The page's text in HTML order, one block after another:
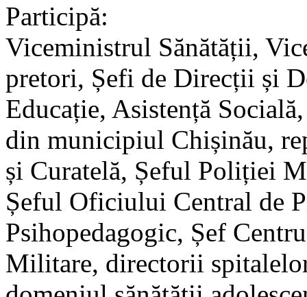
Participă:
Viceministrul Sănătății,
pretori, Șefi de Direcții și
Educație, Asistență
din municipiul Chișinău,
și Curatelă, Șeful Poliției
Șeful Oficiului Central de
Psihopedagogic, Șef
Militare, directorii